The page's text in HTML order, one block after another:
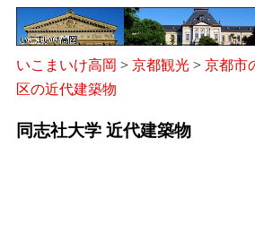
いこまいけ高岡 > 京都観光 > 京都市
区の近代建築物
同志社大学 近代建築物